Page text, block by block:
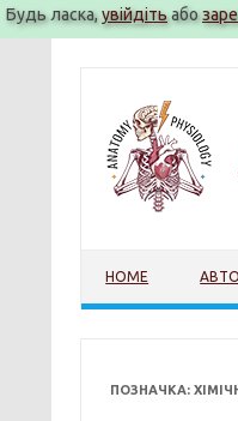
Будь ласка,увійдітьабо
HOME
ПОЗНАЧКА: